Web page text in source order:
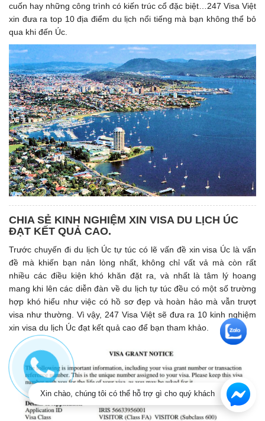
cuốn hay những công trình có kiến trúc cổ đặc biệt…247 Visa Việt
xin đưa ra top 10 địa điểm du lịch nổi tiếng mà bạn không thể bỏ
qua khi đến Úc.
CHIA SẺ KINH NGHIỆM XIN VISA DU LỊCH ÚC
ĐẠT KẾT QUẢ CAO.
Trước chuyến đi du lịch Úc tự túc có lẽ vấn đề xin visa Úc là vấn
đề mà khiến bạn nản lòng nhất, không chỉ vất vả mà còn rất
nhiều các điều kiện khó khăn đặt ra, và nhất là tâm lý hoang
mang khi lên các diễn đàn về du lịch tự túc đều có một số trường
hợp khó hiểu như việc có hồ sơ đẹp và hoàn hảo mà vẫn trượt
visa như thường. Vì vậy, 247 Visa Việt sẽ đưa ra 10 kinh nghiệm
xin visa du lịch Úc đạt kết quả cao để bạn tham khảo.
Xin chào, chúng tôi có thể hỗ trợ gì cho quý khách